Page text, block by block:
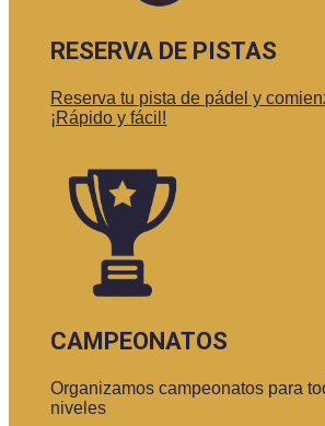
RESERVA DE PISTAS
Reserva tu pista de pádel y
¡Rápido y fácil!
CAMPEONATOS
Organizamos campeonatos para
niveles